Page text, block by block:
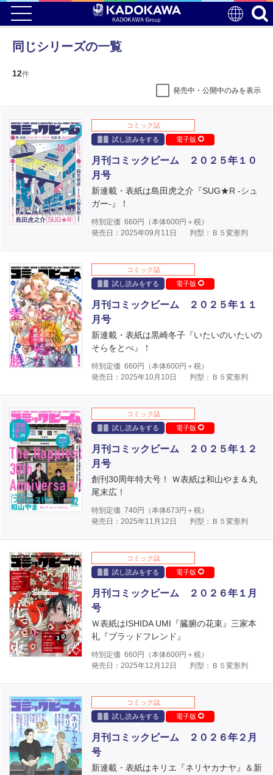
同じシリーズの一覧
12件
発売中・公開中のみを表示
コミック誌
試し読みをする
電子版
月刊コミックビーム ２０２５年１０
月号
新連載・表紙は島田虎之介『SUG★R -シュ
ガー-』！
特別定価 660円（本体600円＋税）
発売日：2025年09月11日
判型：Ｂ５変形判
コミック誌
試し読みをする
電子版
月刊コミックビーム ２０２５年１１
月号
新連載・表紙は黒崎冬子『いたいのいたいの
そらをとべ』！
特別定価 660円（本体600円＋税）
発売日：2025年10月10日
判型：Ｂ５変形判
コミック誌
試し読みをする
電子版
月刊コミックビーム ２０２５年１２
月号
創刊30周年特大号！ Ｗ表紙は和山やま＆丸
尾末広！
特別定価 740円（本体673 円＋税）
発売日：2025年11月12日
判型：Ｂ５変形判
コミック誌
試し読みをする
電子版
月刊コミックビーム ２０２６年１月
号
Ｗ表紙はISHIDA UMI『臓腑の花束』三家本
礼『ブラッドフレンド』
特別定価 660円（本体600円＋税）
発売日：2025年12月12日
判型：Ｂ５変形判
コミック誌
試し読みをする
電子版
月刊コミックビーム ２０２６年２月
号
新連載・表紙はキリエ『ネリヤカナヤ』＆新